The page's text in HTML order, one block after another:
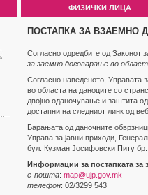
ФИЗИЧКИ ЛИЦА
ПОСТАПКА ЗА ВЗАЕМНО
Согласно одредбите од Законот
за заемно договарање во
Согласно наведеното, Управата
во областа на даноците со
двојно оданочување и заштита
достапни на следниот линк од
Барањата од даночните
Управа за јавни приходи,
бул. Кузман Јосифовски Питу бр.
Информации за постапката за
е-пошта: map@ujp.gov.mk
телефон: 02/3299 543